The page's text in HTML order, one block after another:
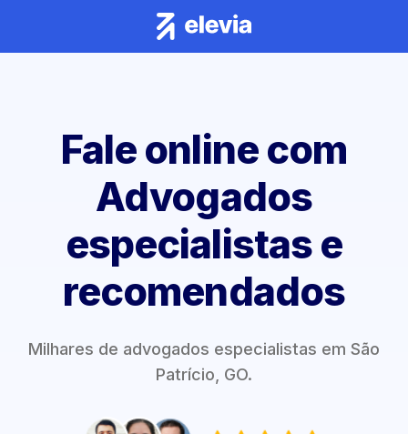
Fale online com
Advogados
especialistas e
recomendados
Milhares de advogados especialistas em São
Patrício, GO.